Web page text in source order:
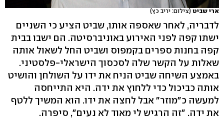
ארי שביט (צילום: יריב כץ)
לדבריה, לאחר שאספה אותו, שביט הציע כי השניים
ישתו קפה לפני האירוע באוניברסיטה. הם ישבו בבית
קפה בחנות ספרים בקמפוס ושביט החל לשאול אותה
שאלות על הקשר שלה לסכסוך הישראלי-פלסטיני.
באמצע השיחה שביט הניח את ידו על השולחן והושיט
אותה כביכול כדי ללחוץ את ידה. היא התייחסה
למעשה כ"מוזר" אבל לחצה את ידו. הוא המשיך ללטף
את ידה. "זה הרגיש לי מאוד לא נעים", סיפרה.